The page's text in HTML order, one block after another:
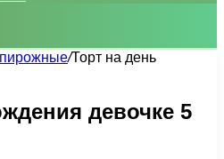
/Торт на день
девочке 5